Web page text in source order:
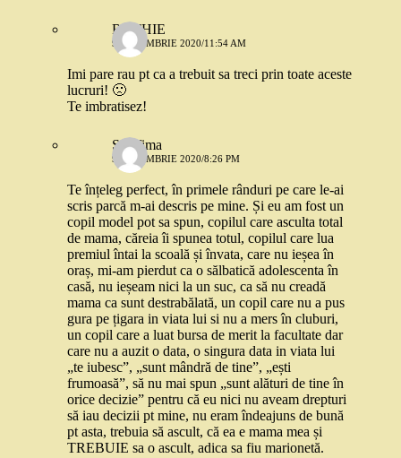
RUTHIE
9 DECEMBRIE 2020/11:54 AM
Imi pare rau pt ca a trebuit sa treci prin toate aceste
lucruri! 🙁
Te imbratisez!
Serafima
9 DECEMBRIE 2020/8:26 PM
Te înțeleg perfect, în primele rânduri pe care le-ai
scris parcă m-ai descris pe mine. Și eu am fost un
copil model pot sa spun, copilul care asculta total
de mama, căreia îi spunea totul, copilul care lua
premiul întai la scoală și învata, care nu ieșea în
oraș, mi-am pierdut ca o sălbatică adolescenta în
casă, nu ieșeam nici la un suc, ca să nu creadă
mama ca sunt destrabălată, un copil care nu a pus
gura pe țigara in viata lui si nu a mers în cluburi,
un copil care a luat bursa de merit la facultate dar
care nu a auzit o data, o singura data in viata lui
„te iubesc”, „sunt mândră de tine”, „ești
frumoasă”, să nu mai spun „sunt alături de tine în
orice decizie” pentru că eu nici nu aveam drepturi
să iau decizii pt mine, nu eram îndeajuns de bună
pt asta, trebuia să ascult, că ea e mama mea și
TREBUIE sa o ascult, adica sa fiu marionetă.